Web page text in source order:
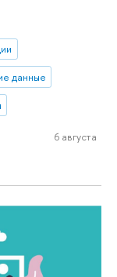
данные
6 августа